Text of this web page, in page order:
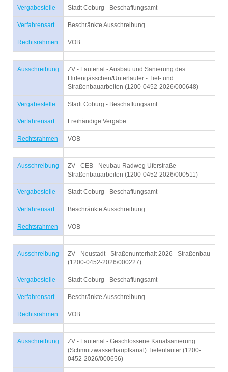
Vergabestelle Stadt Coburg - Beschaffungsamt
Verfahrensart Beschränkte Ausschreibung
Rechtsrahmen VOB
Ausschreibung
ZV - Lautertal - Ausbau und Sanierung des
Hirtengässchen/Unterlauter - Tief- und
Straßenbauarbeiten (1200-0452-2026/000648)
Vergabestelle Stadt Coburg - Beschaffungsamt
Verfahrensart Freihändige Vergabe
Rechtsrahmen VOB
Ausschreibung
ZV - CEB - Neubau Radweg Uferstraße -
Straßenbauarbeiten (1200-0452-2026/000511)
Vergabestelle Stadt Coburg - Beschaffungsamt
Verfahrensart Beschränkte Ausschreibung
Rechtsrahmen VOB
Ausschreibung
ZV - Neustadt - Straßenunterhalt 2026 - Straßenbau
(1200-0452-2026/000227)
Vergabestelle Stadt Coburg - Beschaffungsamt
Verfahrensart Beschränkte Ausschreibung
Rechtsrahmen VOB
Ausschreibung
ZV - Lautertal - Geschlossene Kanalsanierung
(Schmutzwasserhauptkanal) Tiefenlauter (1200-
0452-2026/000656)